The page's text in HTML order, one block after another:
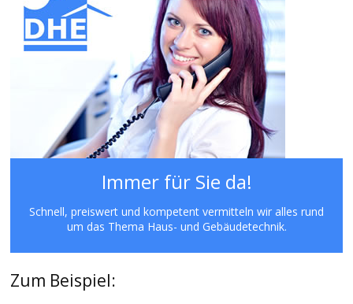
Immer für Sie da!
Schnell, preiswert und kompetent vermitteln wir alles rund
um das Thema Haus- und Gebäudetechnik.
Zum Beispiel: